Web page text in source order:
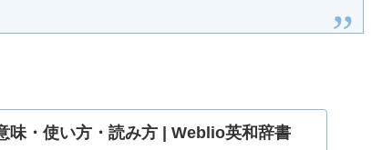
味・使い方・読み方 | Weblio英和辞書